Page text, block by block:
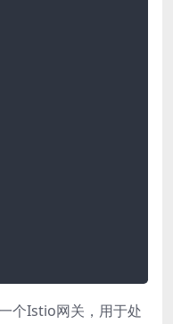
个Istio网关，用于处